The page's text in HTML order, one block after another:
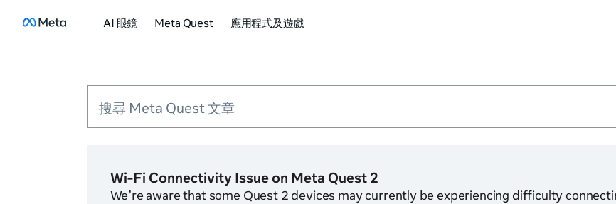
AI 眼鏡 Meta Quest 應用程式及遊戲
搜尋 Meta Quest 文章
Wi-Fi Connectivity Issue on Meta Quest 2
We’re aware that some Quest 2 devices may currently be experiencing difficulty